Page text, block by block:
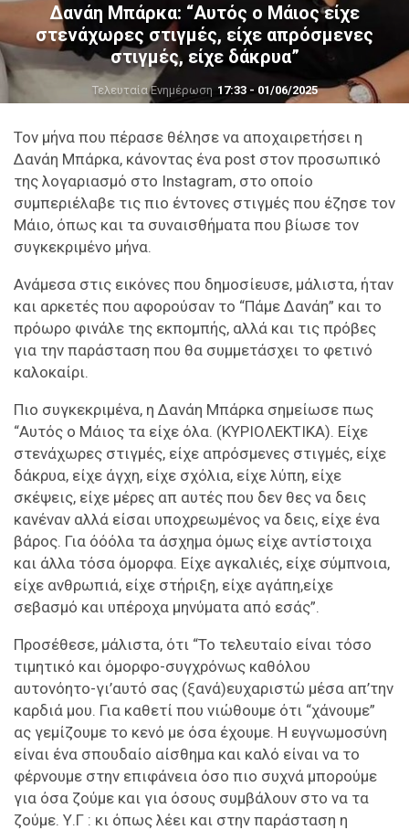
Δανάη Μπάρκα: “Αυτός ο Μάιος είχε
στενάχωρες στιγμές, είχε απρόσμενες
στιγμές, είχε δάκρυα”
Τελευταία Ενημέρωση 17:33 - 01/06/2025
Τον μήνα που πέρασε θέλησε να αποχαιρετήσει η
Δανάη Μπάρκα, κάνοντας ένα post στον προσωπικό
της λογαριασμό στο Instagram, στο οποίο
συμπεριέλαβε τις πιο έντονες στιγμές που έζησε τον
Μάιο, όπως και τα συναισθήματα που βίωσε τον
συγκεκριμένο μήνα.
Ανάμεσα στις εικόνες που δημοσίευσε, μάλιστα, ήταν
και αρκετές που αφορούσαν το “Πάμε Δανάη” και το
πρόωρο φινάλε της εκπομπής, αλλά και τις πρόβες
για την παράσταση που θα συμμετάσχει το φετινό
καλοκαίρι.
Πιο συγκεκριμένα, η Δανάη Μπάρκα σημείωσε πως
“Αυτός ο Μάιος τα είχε όλα. (ΚΥΡΙΟΛΕΚΤΙΚΑ). Είχε
στενάχωρες στιγμές, είχε απρόσμενες στιγμές, είχε
δάκρυα, είχε άγχη, είχε σχόλια, είχε λύπη, είχε
σκέψεις, είχε μέρες απ αυτές που δεν θες να δεις
κανέναν αλλά είσαι υποχρεωμένος να δεις, είχε ένα
βάρος. Για όόόλα τα άσχημα όμως είχε αντίστοιχα
και άλλα τόσα όμορφα. Είχε αγκαλιές, είχε σύμπνοια,
είχε ανθρωπιά, είχε στήριξη, είχε αγάπη,είχε
σεβασμό και υπέροχα μηνύματα από εσάς”.
Προσέθεσε, μάλιστα, ότι “Το τελευταίο είναι τόσο
τιμητικό και όμορφο-συγχρόνως καθόλου
αυτονόητο-γι’αυτό σας (ξανά)ευχαριστώ μέσα απ’την
καρδιά μου. Για καθετί που νιώθουμε ότι “χάνουμε”
ας γεμίζουμε το κενό με όσα έχουμε. Η ευγνωμοσύνη
είναι ένα σπουδαίο αίσθημα και καλό είναι να το
φέρνουμε στην επιφάνεια όσο πιο συχνά μπορούμε
για όσα ζούμε και για όσους συμβάλουν στο να τα
ζούμε. Υ.Γ : κι όπως λέει και στην παράσταση η